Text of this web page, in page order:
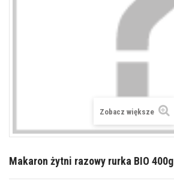
Zobacz większe
Makaron żytni razowy rurka BIO 400g